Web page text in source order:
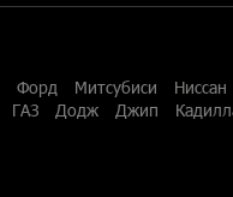
Форд Митсубиси Ниссан
ГАЗ Додж Джип